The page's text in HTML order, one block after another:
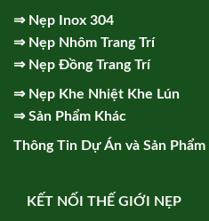
⇒ Nẹp Inox 304
⇒ Nẹp Nhôm Trang Trí
⇒ Nẹp Đồng Trang Trí
⇒ Nẹp Khe Nhiệt Khe Lún
⇒Sản Phẩm Khác
Thông Tin Dự Án và Sản Phẩm
KẾT NỐI THẾ GIỚI NẸP